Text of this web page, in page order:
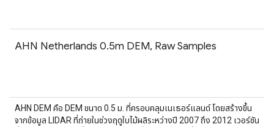
AHN Netherlands 0.5m DEM, Raw Samples
AHN DEM คือ DEM ขนาด 0.5 ม. ที่ครอบคลุมเนเธอร์แลนด์ โดยสร้างขึ้น
จากข้อมูล LIDAR ที่ถ่ายในช่วงฤดูใบไม้ผลิระหว่างปี 2007 ถึง 2012 เวอร์ชัน